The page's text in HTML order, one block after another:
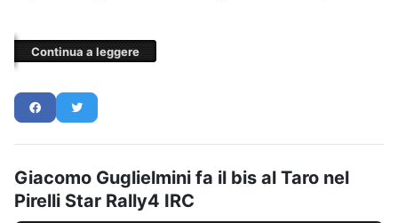
Continua a leggere
Giacomo Guglielmini fa il bis al Taro nel
Pirelli Star Rally4 IRC